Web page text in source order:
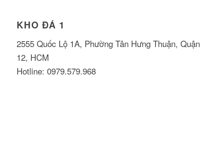
KHO ĐÁ 1
2555 Quốc Lộ 1A, Phường Tân Hưng Thuận, Quận
12, HCM
Hotline: 0979.579.968